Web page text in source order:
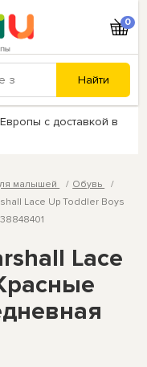
0
с доставкой в
малышей
Обувь
Lace Up Toddler Boys
Lace